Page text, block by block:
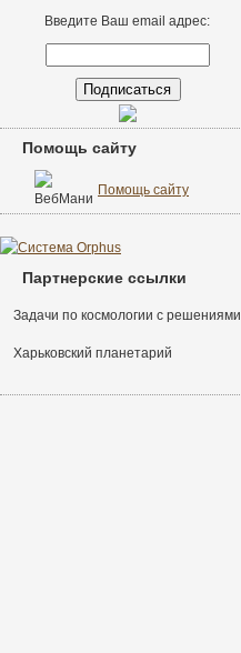
Введите Ваш email адрес:
Помощь сайту
Помощь сайту
Партнерские ссылки
Задачи по космологии с решениями
Харьковский планетарий